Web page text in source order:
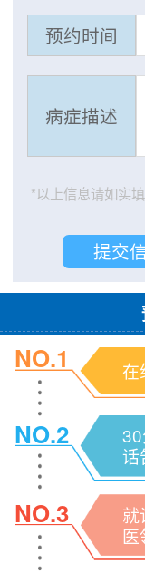
预约时间
病症描述
*以上信息请如实
NO.1 在
NO.2
话
NO.3
就
医